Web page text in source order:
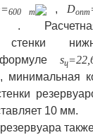
=600 т , Dопт
.
стенки
sц
минимальная
10 мм.